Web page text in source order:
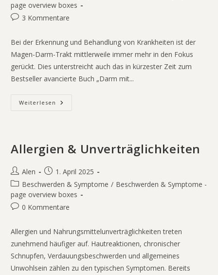
page overview boxes
3 Kommentare
Bei der Erkennung und Behandlung von Krankheiten ist der
Magen-Darm-Trakt mittlerweile immer mehr in den Fokus
gerückt. Dies unterstreicht auch das in kürzester Zeit zum
Bestseller avancierte Buch „Darm mit...
Weiterlesen
Allergien & Unverträglichkeiten
Alen
1. April 2025
Beschwerden & Symptome / Beschwerden & Symptome -
page overview boxes
0 Kommentare
Allergien und Nahrungsmittelunverträglichkeiten treten
zunehmend häufiger auf. Hautreaktionen, chronischer
Schnupfen, Verdauungsbeschwerden und allgemeines
Unwohlsein zählen zu den typischen Symptomen. Bereits